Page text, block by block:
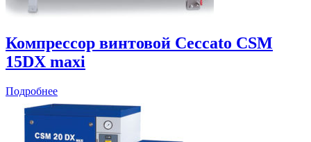
Компрессор винтовой Ceccato CSM
15DX maxi
Подробнее